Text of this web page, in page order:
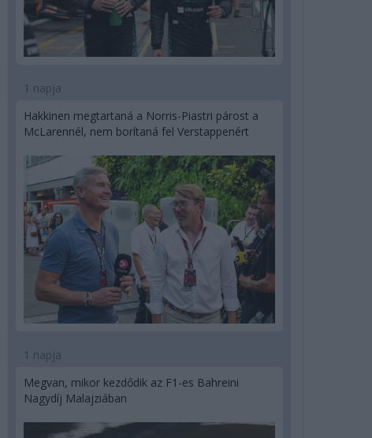
1 napja
Hakkinen megtartaná a Norris-Piastri párost a
McLarennél, nem borítaná fel Verstappenért
1 napja
Megvan, mikor kezdődik az F1-es Bahreini
Nagydíj Malajziában